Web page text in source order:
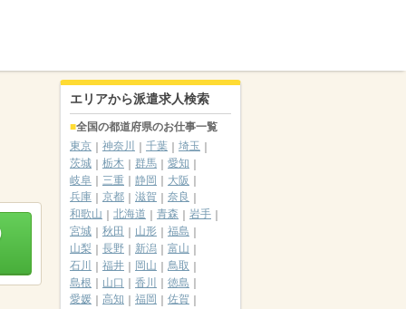
エリアから派遣求人検索
全国の都道府県のお仕事一覧
東京
神奈川 千葉
埼玉
茨城
栃木 群馬
愛知
岐阜
三重 静岡
大阪
兵庫
京都 滋賀
奈良
和歌山
北海道 青森
岩手
宮城
秋田 山形
福島
山梨
長野 新潟
富山
石川
福井 岡山
鳥取
島根
山口 香川
徳島
愛媛
高知 福岡
佐賀